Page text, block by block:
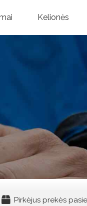
Kelionės
Pirkėjus prekės